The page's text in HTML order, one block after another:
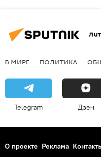
В МИРЕ ПОЛИТИКА
Telegram Дзен
О проекте Реклама